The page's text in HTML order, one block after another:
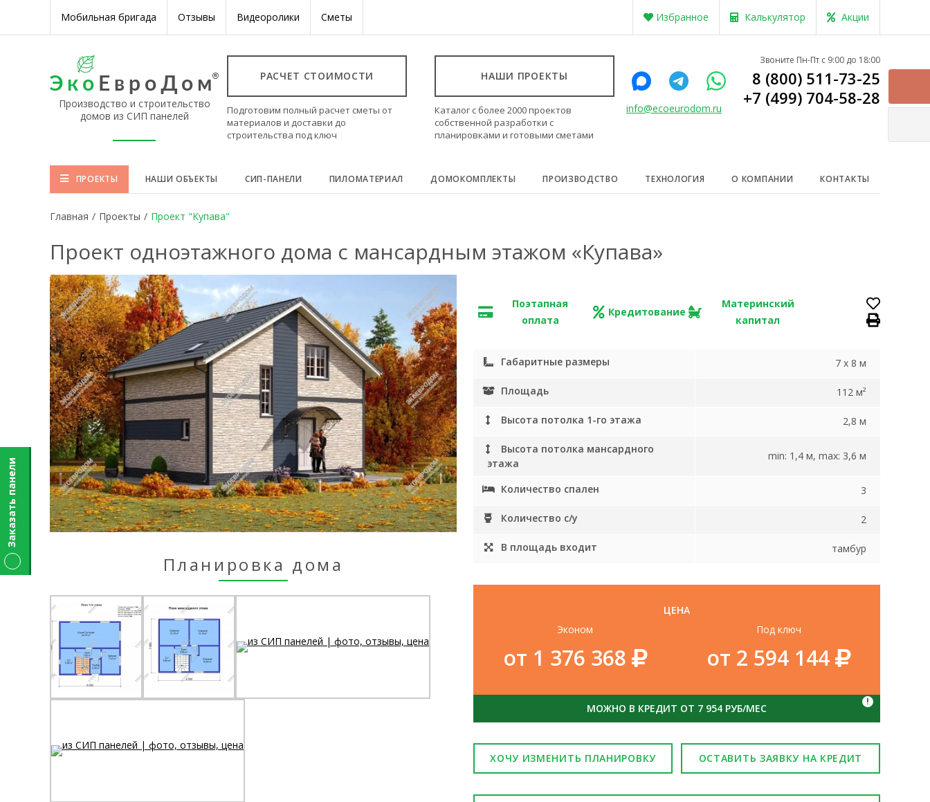
Мобильная бригада Отзывы Видеоролики Сметы Избранное Калькулятор Акции
Производство и строительство
домов из СИП панелей
РАСЧЕТ СТОИМОСТИ
Подготовим полный расчет сметы от
материалов и доставки до
строительства под ключ
НАШИ ПРОЕКТЫ
Каталог с более 2000 проектов
собственной разработки с
планировками и готовыми сметами
info@ecoeurodom.ru
Звоните Пн-Пт с 9:00 до 18:00
8 (800) 511-73-25
+7 (499) 704-58-28
ПРОЕКТЫ НАШИ ОБЪЕКТЫ СИП-ПАНЕЛИ ПИЛОМАТЕРИАЛ ДОМОКОМПЛЕКТЫ ПРОИЗВОДСТВО ТЕХНОЛОГИЯ О КОМПАНИИ КОНТАКТЫ
Главная / Проекты / Проект "Купава"
Проект одноэтажного дома с мансардным этажом «Купава»
Планировка дома
Поэтапная
оплата
Кредитование
Материнский
капитал
Габаритные размеры 7 x 8 м
Площадь 112 м²
Высота потолка 1-го этажа 2,8 м
Высота потолка мансардного
этажа
min: 1,4 м, max: 3,6 м
Количество спален 3
Количество с/у 2
В площадь входит тамбур
ЦЕНА
Эконом
от 1 376 368
Под ключ
от 2 594 144
МОЖНО В КРЕДИТ ОТ 7 954 РУБ/МЕС
!
ХОЧУ ИЗМЕНИТЬ ПЛАНИРОВКУ ОСТАВИТЬ ЗАЯВКУ НА КРЕДИТ
Заказать панели